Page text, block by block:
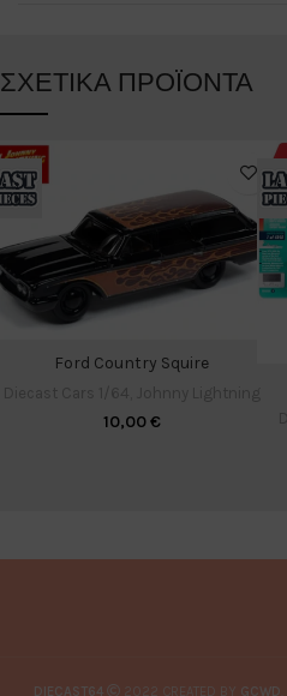
ΣΧΕΤΙΚΆ ΠΡΟΪΌΝΤΑ
Ford Country Squire
10,00€
DIECAST64 2022 CREATED BY GCWD